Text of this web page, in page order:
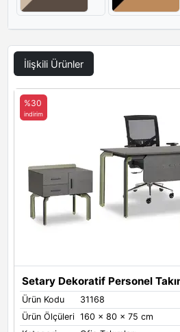
İlişkili Ürünler
Setary Dekoratif Personel
Ürün Kodu
31168
Ürün Ölçüleri 160 x 80 x 75 cm
%30
indirim